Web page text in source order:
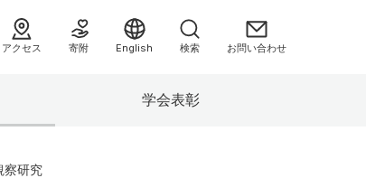
学会表彰
アクセス 寄附 English お問い合わせ
検索
察研究